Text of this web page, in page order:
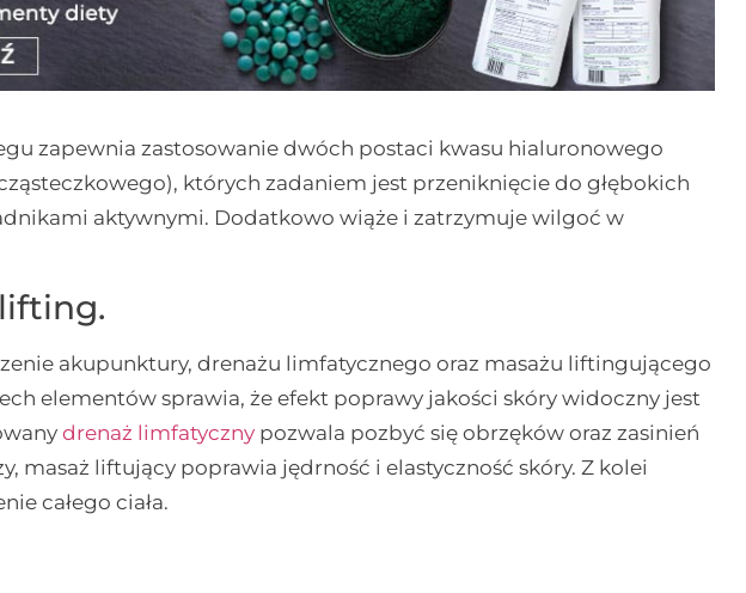
zapewnia zastosowanie dwóch postaci kwasu hialuronowego
których zadaniem jest przeniknięcie do głębokich
aktywnymi. Dodatkowo wiąże i zatrzymuje wilgoć w
akupunktury, drenażu limfatycznego oraz masażu liftingującego
elementów sprawia, że efekt poprawy jakości skóry widoczny jest
drenaż limfatyczny pozwala pozbyć się obrzęków oraz zasinień
masaż liftujący poprawia jędrność i elastyczność skóry. Z kolei
całego ciała.